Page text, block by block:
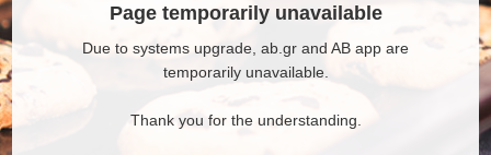
Page temporarily unavailable
Due to systems upgrade, ab.gr and AB app are
temporarily unavailable.
Thank you for the understanding.